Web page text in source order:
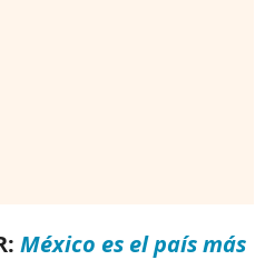
México es el país más